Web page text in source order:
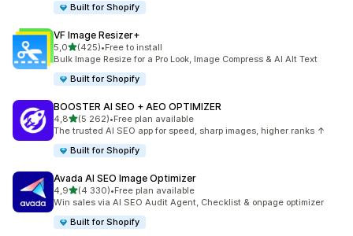
Built for Shopify
VF Image Resizer+
5,0na 5 gwiazdek
(425)
Łączna liczba recenzji: 425
•Free to install
Bulk Image Resize for a Pro Look, Image Compress & AI Alt Text
Built for Shopify
BOOSTER AI SEO + AEO OPTIMIZER
4,8na 5 gwiazdek
(5 262)
Łączna liczba recenzji: 5262
•Free plan available
The trusted AI SEO app for speed, sharp images, higher ranks ↑
Built for Shopify
Avada AI SEO Image Optimizer
4,9na 5 gwiazdek
(4 330)
Łączna liczba recenzji: 4330
•Free plan available
Win sales via AI SEO Audit Agent, Checklist & onpage optimizer
Built for Shopify